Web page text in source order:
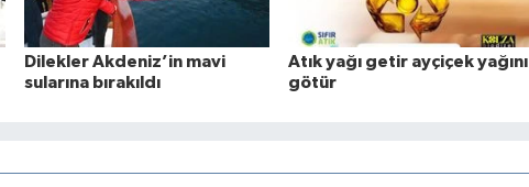
Dilekler Akdeniz’in mavi
sularına bırakıldı
Atık yağı getir ayçiçek yağını
götür